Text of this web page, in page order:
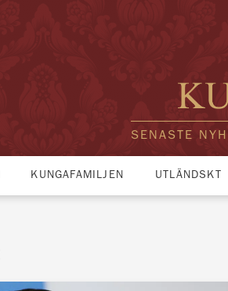
SENASTE
KUNGAFAMILJEN UTLÄNDSKT